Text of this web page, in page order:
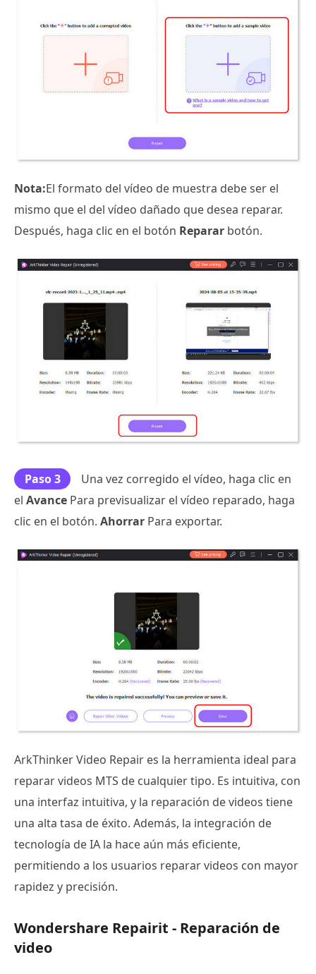
Nota:El formato del vídeo de muestra debe ser el
mismo que el del vídeo dañado que desea reparar.
Después, haga clic en el botón Reparar botón.
Paso 3
Una vez corregido el vídeo, haga clic en
el Avance Para previsualizar el vídeo reparado, haga
clic en el botón. Ahorrar Para exportar.
ArkThinker Video Repair es la herramienta ideal para
reparar videos MTS de cualquier tipo. Es intuitiva, con
una interfaz intuitiva, y la reparación de videos tiene
una alta tasa de éxito. Además, la integración de
tecnología de IA la hace aún más eficiente,
permitiendo a los usuarios reparar videos con mayor
rapidez y precisión.
Wondershare Repairit - Reparación de
video